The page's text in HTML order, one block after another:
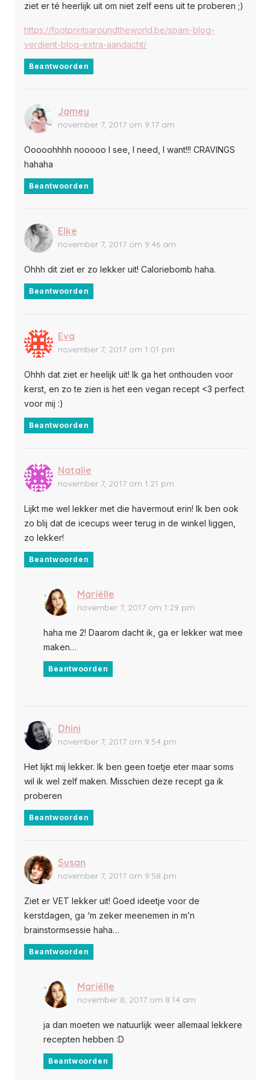
ziet er té heerlijk uit om niet zelf eens uit te proberen ;)
https://footprintsaroundtheworld.be/spam-blog-
verdient-blog-extra-aandacht/
Beantwoorden
Jamey
november 7, 2017 om 9:17 am
Ooooohhhh nooooo I see, I need, I want!!! CRAVINGS
hahaha
Beantwoorden
Elke
november 7, 2017 om 9:46 am
Ohhh dit ziet er zo lekker uit! Caloriebomb haha.
Beantwoorden
Eva
november 7, 2017 om 1:01 pm
Ohhh dat ziet er heelijk uit! Ik ga het onthouden voor
kerst, en zo te zien is het een vegan recept <3 perfect
voor mij :)
Beantwoorden
Natalie
november 7, 2017 om 1:21 pm
Lijkt me wel lekker met die havermout erin! Ik ben ook
zo blij dat de icecups weer terug in de winkel liggen,
zo lekker!
Beantwoorden
Mariëlle
november 7, 2017 om 1:29 pm
haha me 2! Daarom dacht ik, ga er lekker wat mee
maken…
Beantwoorden
Dhini
november 7, 2017 om 9:54 pm
Het lijkt mij lekker. Ik ben geen toetje eter maar soms
wil ik wel zelf maken. Misschien deze recept ga ik
proberen
Beantwoorden
Susan
november 7, 2017 om 9:58 pm
Ziet er VET lekker uit! Goed ideetje voor de
kerstdagen, ga ‘m zeker meenemen in m’n
brainstormsessie haha…
Beantwoorden
Mariëlle
november 8, 2017 om 8:14 am
ja dan moeten we natuurlijk weer allemaal lekkere
recepten hebben :D
Beantwoorden